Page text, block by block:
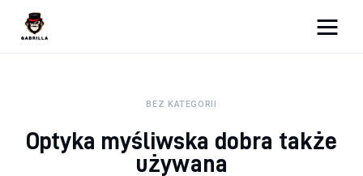
Kunchnia i kulinaria
BEZ KATEGORII
Optyka myśliwska dobra także
używana